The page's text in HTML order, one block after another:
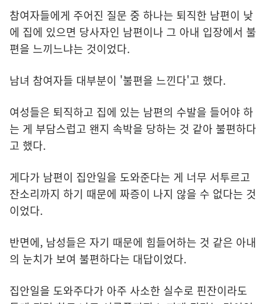
참여자들에게 주어진 질문 중 하나는 퇴직한 남편이 낮
에 집에 있으면 당사자인 남편이나 그 아내 입장에서 불
편을 느끼느냐는 것이었다.
남녀 참여자들 대부분이 '불편을 느낀다'고 했다.
여성들은 퇴직하고 집에 있는 남편의 수발을 들어야 하
는 게 부담스럽고 왠지 속박을 당하는 것 같아 불편하다
고 했다.
게다가 남편이 집안일을 도와준다는 게 너무 서투르고
잔소리까지 하기 때문에 짜증이 나지 않을 수 없다는 것
이었다.
반면에, 남성들은 자기 때문에 힘들어하는 것 같은 아내
의 눈치가 보여 불편하다는 대답이었다.
집안일을 도와주다가 아주 사소한 실수로 핀잔이라도